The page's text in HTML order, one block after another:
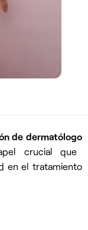
de dermatólogo
crucial que
en el tratamiento